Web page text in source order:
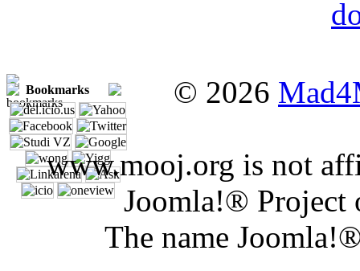
Bookmarks © 2026
www.mooj.org is not
Joomla!® Project
The name